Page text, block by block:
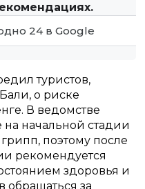
24 в Google
туристов,
о риске
В ведомстве
на начальной стадии
поэтому после
рекомендуется
здоровья и
за